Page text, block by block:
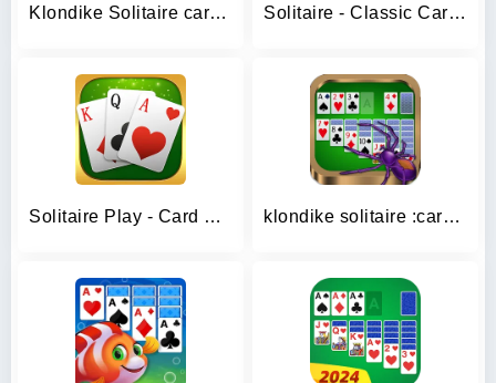
Klondike Solitaire card game Solitaire - Classic Card Game
Solitaire Play - Card Klondike klondike solitaire :card shark